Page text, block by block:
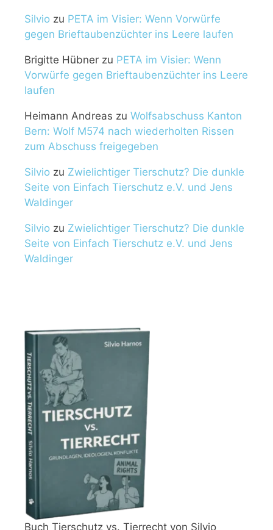
Silvio zu PETA im Visier: Wenn Vorwürfe
gegen Brieftaubenzüchter ins Leere laufen
Brigitte Hübner zu PETA im Visier: Wenn
Vorwürfe gegen Brieftaubenzüchter ins Leere
laufen
Heimann Andreas zu Wolfsabschuss Kanton
Bern: Wolf M574 nach wiederholten Rissen
zum Abschuss freigegeben
Silvio zu Zwielichtiger Tierschutz? Die dunkle
Seite von Einfach Tierschutz e.V. und Jens
Waldinger
Silvio zu Zwielichtiger Tierschutz? Die dunkle
Seite von Einfach Tierschutz e.V. und Jens
Waldinger
Buch Tierschutz vs. Tierrecht von Silvio